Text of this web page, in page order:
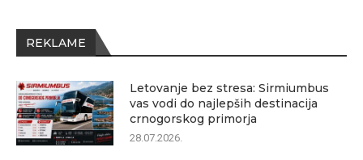
REKLAME
Letovanje bez stresa: Sirmiumbus
vas vodi do najlepših destinacija
crnogorskog primorja
28.07.2026.